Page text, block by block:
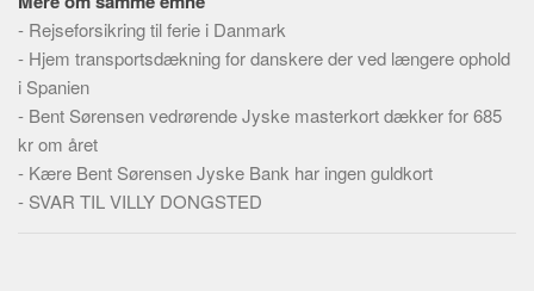
Meta
Dokumenttyper
Emner
Skribenter
Personer
- Rejseforsikring til ferie i Danmark
- Hjem transportsdækning for danskere der ved længere ophold
i Spanien
- Bent Sørensen vedrørende Jyske masterkort dækker for 685
kr om året
- Kære Bent Sørensen Jyske Bank har ingen guldkort
- SVAR TIL VILLY DONGSTED